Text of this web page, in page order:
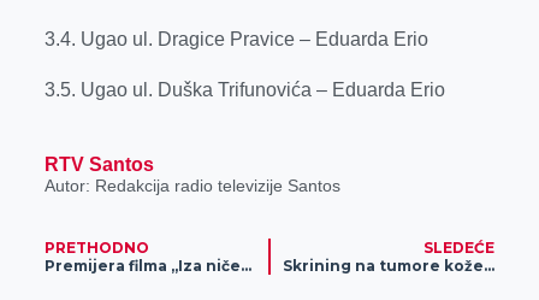
3.4. Ugao ul. Dragice Pravice – Eduarda Erio
3.5. Ugao ul. Duška Trifunovića – Eduarda Erio
RTV Santos
Autor: Redakcija radio televizije Santos
PRETHODNO
Premijera filma „Iza ničeg 4“ snimanog u Zrenjaninu
SLEDEĆE
Skrining na tumore kože biće održan u Opštoj bolnici „Đorđe Joanović“